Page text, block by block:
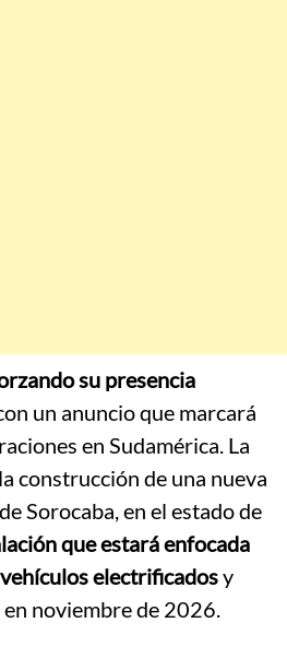
su presencia
un anuncio que marcará
en Sudamérica. La
construcción de una nueva
Sorocaba, en el estado de
que estará enfocada
electrificadosy
noviembre de 2026.